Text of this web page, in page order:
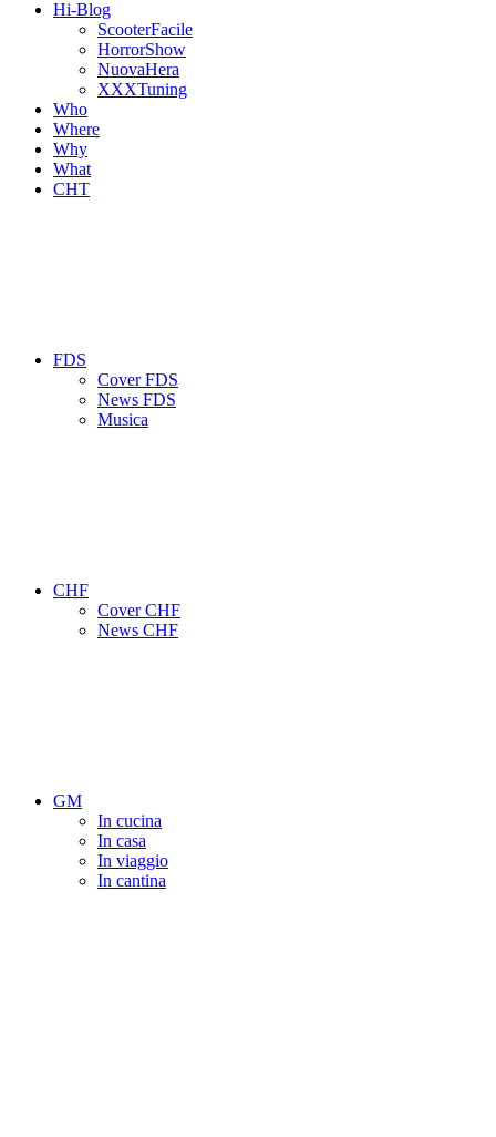
Hi-Blog
ScooterFacile
HorrorShow
NuovaHera
XXXTuning
Who
Where
Why
What
CHT
FDS
Cover FDS
News FDS
Musica
CHF
Cover CHF
News CHF
GM
In cucina
In casa
In viaggio
In cantina